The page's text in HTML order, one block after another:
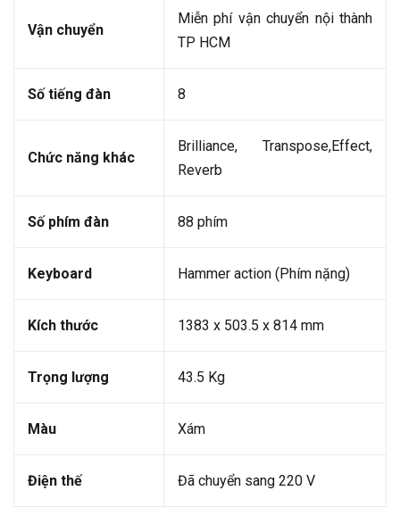
Vận chuyển
Miễn phí vận chuyển nội thành
TP HCM
Số tiếng đàn 8
Chức năng khác
Brilliance, Transpose,Effect,
Reverb
Số phím đàn 88 phím
Keyboard Hammer action (Phím nặng)
Kích thước 1383 x 503.5 x 814 mm
Trọng lượng 43.5 Kg
Màu Xám
Điện thế Đã chuyển sang 220 V